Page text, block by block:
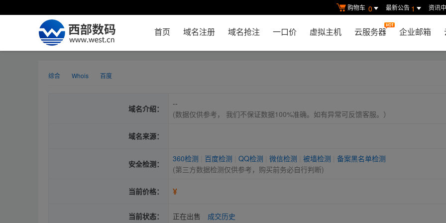
购物车 0 最新公告 1 资讯
首页 域名注册 域名抢注 一口价 虚拟主机 云服务器 企业邮箱
综合 Whois 百度
域名介绍：
--
(数据仅供参考， 我们不保证数据100%准确。如有异常可反馈客服。）
域名来源：
安全检测：
360检测 百度检测 QQ检测 微信检测 被墙检测
备案黑名单检测
(第三方数据检测仅供参考，购买前务必自行判断)
当前价格： ¥
当前状态： 正在出售 成交历史